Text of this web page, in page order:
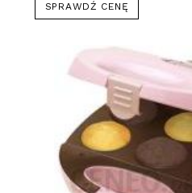
SPRAWDŹ CENĘ